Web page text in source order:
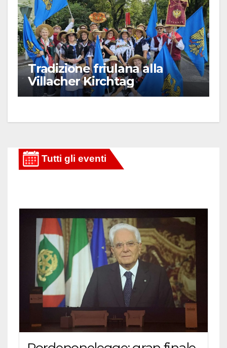
Tradizione friulana alla
Villacher Kirchtag